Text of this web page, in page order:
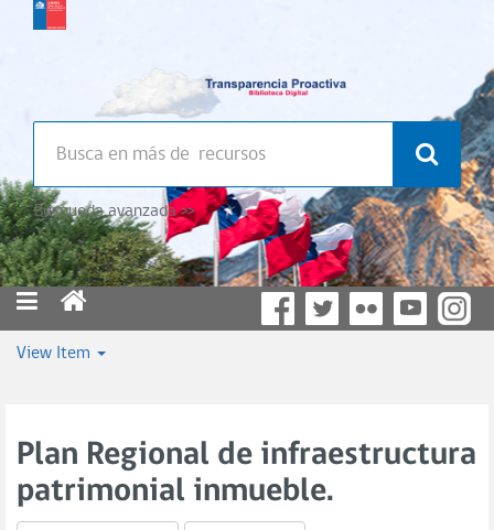
Búsqueda avanzada >>
View Item
Plan Regional de infraestructura
patrimonial inmueble.